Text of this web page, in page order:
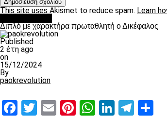
This site uses Akismet to reduce spam. Learn
Διπλό με χαρακτήρα πρωταθλητή ο Δικέφαλος
Published
2 έτη ago
on
15/12/2024
By
paokrevolution
Facebook
Twitter
EmailPinterest
WhatsApp
LinkedIn